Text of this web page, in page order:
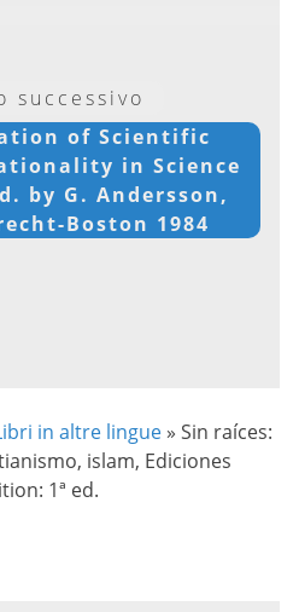
successivo
of Scientific
in Science
by G. Andersson,
Boston 1984
in altre lingue » Sin raíces:
islam, Ediciones
1ª ed.